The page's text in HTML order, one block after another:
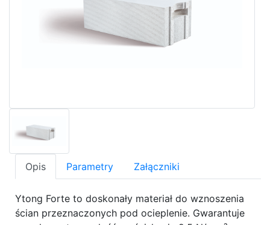
Opis Parametry Załączniki
Ytong Forte to doskonały materiał do wznoszenia
ścian przeznaczonych pod ocieplenie. Gwarantuje